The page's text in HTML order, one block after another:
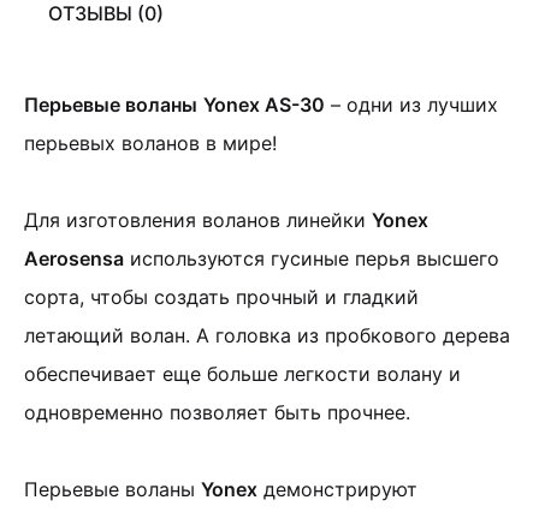
ОТЗЫВЫ (0)
Перьевые воланы Yonex AS-30 – одни из лучших
перьевых воланов в мире!
Для изготовления воланов линейки Yonex
Aerosensa используются гусиные перья высшего
сорта, чтобы создать прочный и гладкий
летающий волан. А головка из пробкового дерева
обеспечивает еще больше легкости волану и
одновременно позволяет быть прочнее.
Перьевые воланы Yonex демонстрируют